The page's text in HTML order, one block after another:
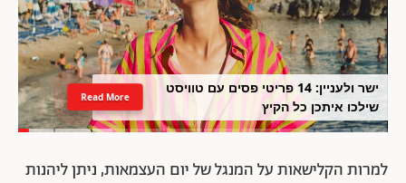
ישר ולעניין: 14 פריטי פסים עם טוויסט
שילכו איתכן כל הקיץ
Read More
למרות הקלישאות על המנגל של יום העצמאות, ניתן ליהנות